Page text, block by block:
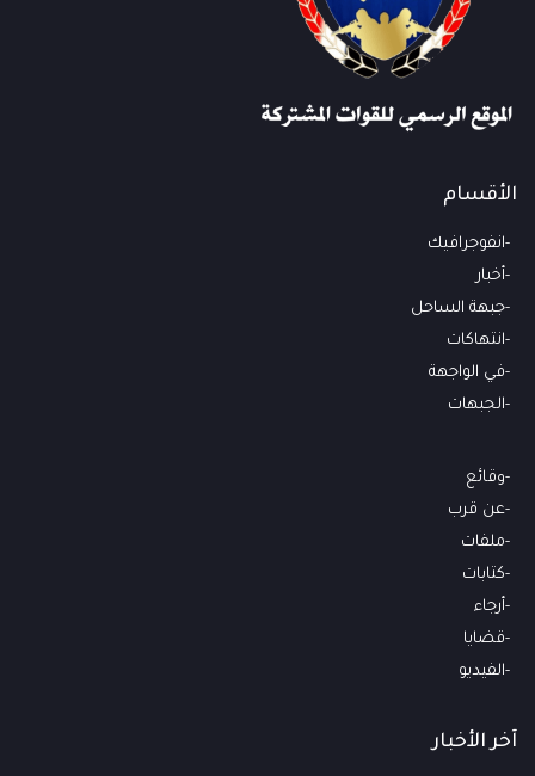
الأقسام
انفوجرافيك
أخبار
جبهة الساحل
انتهاكات
في الواجهة
الجبهات
وقائع
عن قرب
ملفات
كتابات
أرجاء
قضايا
الفيديو
آخر الأخبار